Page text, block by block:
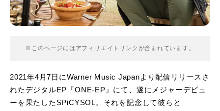
※このページにはアフィリエイトリンクが含まれています。
2021年4月7日にWarner Music Japanより配信リリースさ
れたデジタルEP『ONE-EP』にて、遂にメジャーデビュ
ーを果たしたSPiCYSOL。それを記念して彼らと